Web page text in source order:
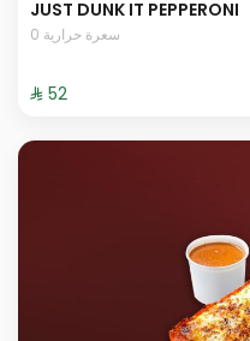
JUST DUNK IT PEPPERONI
0 سعرة حرارية
⁨⁦‪‬ 52⁩